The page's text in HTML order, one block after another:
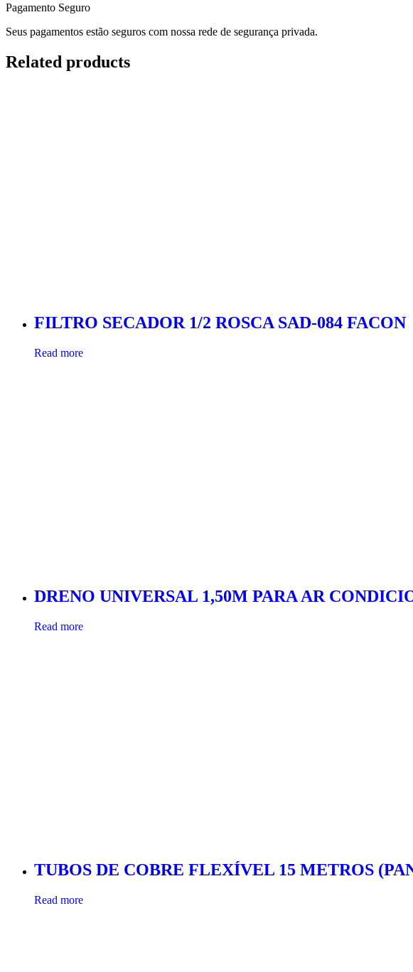
Pagamento Seguro
Seus pagamentos estão seguros com nossa rede de segurança privada.
Related products
FILTRO SECADOR 1/2 ROSCA SAD-084 FACON
Read more
DRENO UNIVERSAL 1,50M PARA AR
Read more
TUBOS DE COBRE FLEXÍVEL 15 METROS
Read more